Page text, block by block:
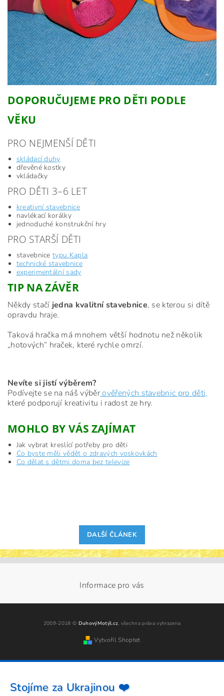
DOPORUČUJEME PRO DĚTI PODLE
VĚKU
PRO NEJMENŠÍ DĚTI
skládací duhy
dřevěné kostky
vkládačky
PRO DĚTI 3–6 LET
kreativní stavebnice
navlékací korálky
jednoduché konstrukční hry
PRO STARŠÍ DĚTI
stavebnicetypu Kapla
technické stavebnice
experimentální sady
TIP NA ZÁVĚR
Někdy stačíjedna kvalitní stavebnice, se kterou si dítě
opravdu hraje.
Taková hračka má mnohem větší hodnotu než několik
„hotových“ hraček, které rychle omrzí.
Nevíte si jistí výběrem?
Podívejte se na náš výběrověřených stavebnic pro děti,
které podporují kreativitu i radost ze hry.
MOHLO BY VÁS ZAJÍMAT
Jak vybrat kreslící potřeby pro děti
Co byste měli vědět o zdravých voskovkách
Co dělat s dětmi doma bez televize
DALŠÍ ČLÁNEK
Informace pro vás
2009-2018 © DuhovýMotýl.cz, všechna práva vyhrazena
Vytvořil Shoptet
Stojíme za Ukrajinou ❤️